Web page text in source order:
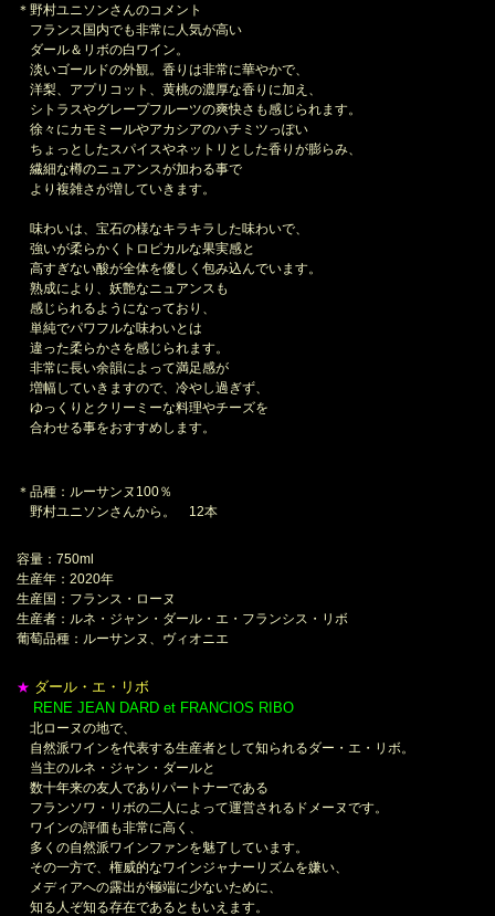
＊野村ユニソンさんのコメント
フランス国内でも非常に人気が高い
ダール＆リボの白ワイン。
淡いゴールドの外観。香りは非常に華やかで、
洋梨、アプリコット、黄桃の濃厚な香りに加え、
シトラスやグレープフルーツの爽快さも感じられます。
徐々にカモミールやアカシアのハチミツっぽい
ちょっとしたスパイスやネットリとした香りが膨らみ、
繊細な樽のニュアンスが加わる事で
より複雑さが増していきます。
味わいは、宝石の様なキラキラした味わいで、
強いが柔らかくトロピカルな果実感と
高すぎない酸が全体を優しく包み込んでいます。
熟成により、妖艶なニュアンスも
感じられるようになっており、
単純でパワフルな味わいとは
違った柔らかさを感じられます。
非常に長い余韻によって満足感が
増幅していきますので、冷やし過ぎず、
ゆっくりとクリーミーな料理やチーズを
合わせる事をおすすめします。
＊品種：ルーサンヌ100％
野村ユニソンさんから。 12本
容量：750ml
生産年：2020年
生産国：フランス・ローヌ
生産者：ルネ・ジャン・ダール・エ・フランシス・リボ
葡萄品種：ルーサンヌ、ヴィオニエ
★ ダール・エ・リボ
RENE JEAN DARD et FRANCIOS RIBO
北ローヌの地で、
自然派ワインを代表する生産者として知られるダー・エ・リボ。
当主のルネ・ジャン・ダールと
数十年来の友人でありパートナーである
フランソワ・リボの二人によって運営されるドメーヌです。
ワインの評価も非常に高く、
多くの自然派ワインファンを魅了しています。
その一方で、権威的なワインジャナーリズムを嫌い、
メディアへの露出が極端に少ないために、
知る人ぞ知る存在であるともいえます。